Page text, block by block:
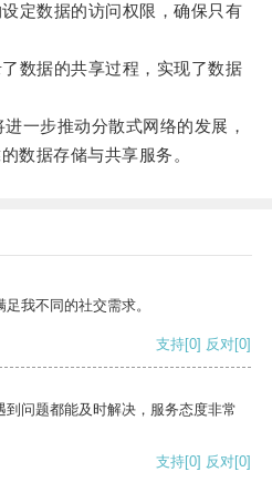
数据的访问权限，确保只有
据的共享过程，实现了数据
步推动分散式网络的发展，
数据存储与共享服务。
我不同的社交需求。
支持[0] 反对[0]
问题都能及时解决，服务态度非常
支持[0] 反对[0]